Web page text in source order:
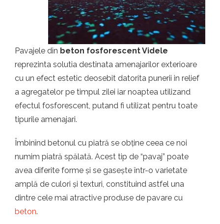
Pavajele din beton fosforescent Videle
reprezinta solutia destinata amenajarilor exterioare
cu un efect estetic deosebit datorita punerii in relief
a agregatelor pe timpul zilei iar noaptea utilizand
efectul fosforescent, putand fi utilizat pentru toate
tipurile amenajari.
Îmbinînd betonul cu piatră se obține ceea ce noi
numim piatră spălată. Acest tip de “pavaj” poate
avea diferite forme și se gasește într-o varietate
amplă de culori și texturi, constituind astfel una
dintre cele mai atractive produse de pavare cu
beton.